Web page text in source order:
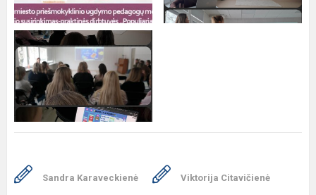
Sandra Karaveckienė Viktorija Citavičienė